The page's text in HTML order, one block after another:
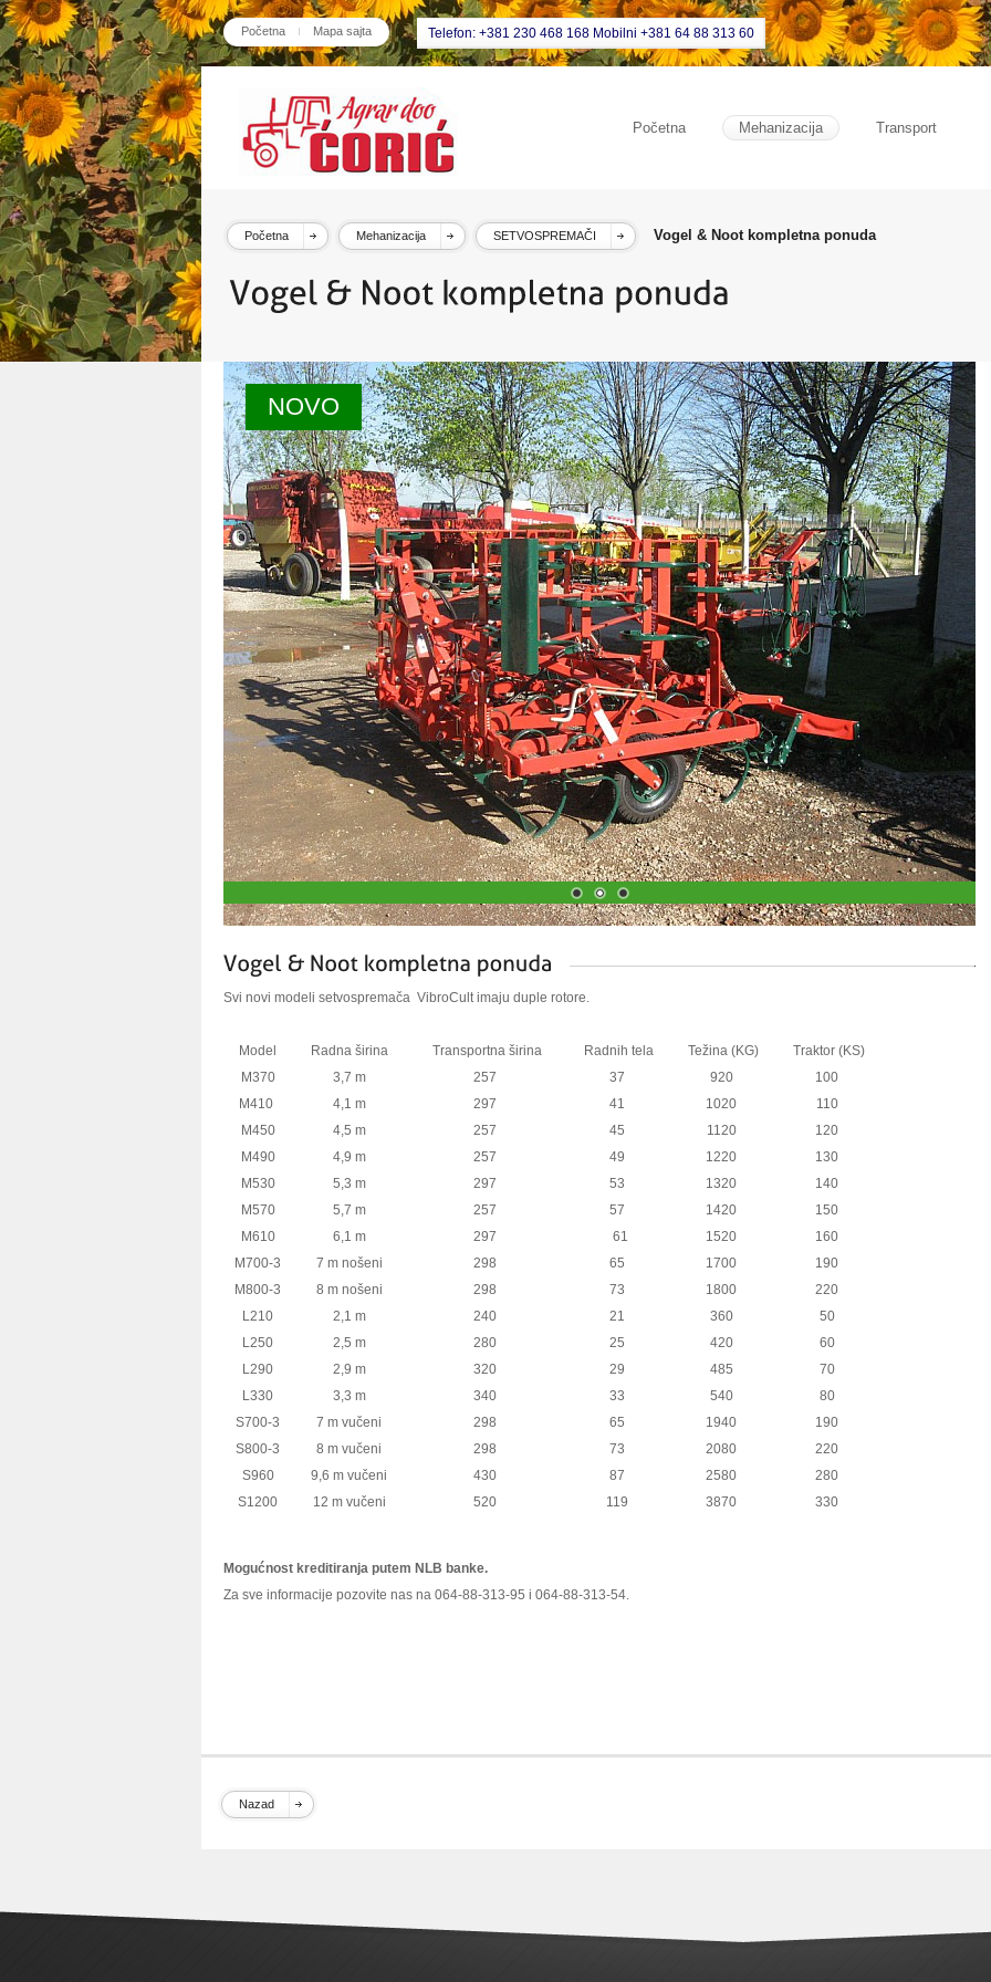
Početna Mapa sajta Telefon: +381 230 468 168 Mobilni +381 64 88 313 60
Početna Mehanizacija Transport
Početna Mehanizacija SETVOSPREMAČI Vogel & Noot kompletna ponuda
NOVO
Svi novi modeli setvospremača VibroCult imaju duple rotore.
Model Radna širina Transportna širina Radnih tela Težina (KG)
Traktor (KS)
M370
3,7 m 257 37 920
100
M410
4,1 m 297 41 1020
110
M450
4,5 m 257 45 1120
120
M490
4,9 m 257 49 1220
130
M530
5,3 m 297 53 1320
140
M570
5,7 m 257 57 1420
150
M610
6,1 m 297 61 1520
160
M700-3
7 m nošeni 298 65 1700
190
M800-3
8 m nošeni 298 73 1800
220
L210
2,1 m 240 21 360
50
L250
2,5 m 280 25 420
60
L290
2,9 m 320 29 485
70
L330
3,3 m 340 33 540
80
S700-3
7 m vučeni 298 65 1940
190
S800-3
8 m vučeni 298 73 2080
220
S960
9,6 m vučeni 430 87 2580
280
S1200
12 m vučeni 520 119 3870 330
Mogućnost kreditiranja putem NLB banke.
Za sve informacije pozovite nas na 064-88-313-95 i 064-88-313-54.
Nazad